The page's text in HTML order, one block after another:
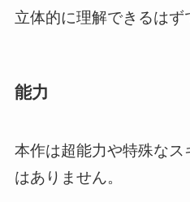
立体的に理解できるはず
能力
本作は超能力や特殊な
はありません。